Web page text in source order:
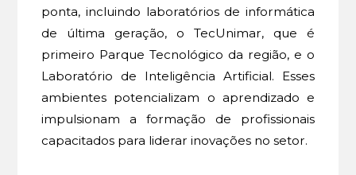
ponta, incluindo laboratórios de informática
de última geração, o TecUnimar, que é
primeiro Parque Tecnológico da região, e o
Laboratório de Inteligência Artificial. Esses
ambientes potencializam o aprendizado e
impulsionam a formação de profissionais
capacitados para liderar inovações no setor.